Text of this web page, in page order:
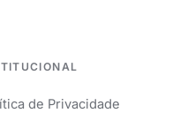
de Privacidade